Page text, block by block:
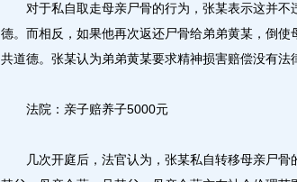
对于私自取走母亲尸骨的行为，张某表示这并不
德。而相反，如果他再次返还尸骨给弟弟黄某，倒
共道德。张某认为弟弟黄某要求精神损害赔偿没有法
法院：亲子赔养子5000元
几次开庭后，法官认为，张某私自转移母亲尸骨